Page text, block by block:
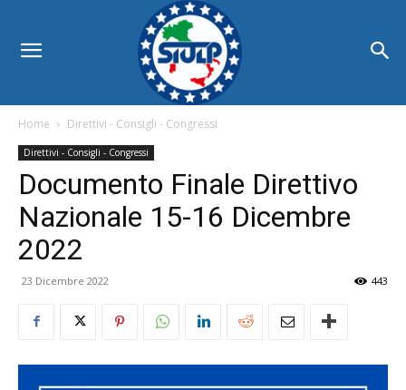
Home Direttivi - Consigli - Congressi
Direttivi - Consigli - Congressi
Documento Finale Direttivo
Nazionale 15-16 Dicembre
2022
23 Dicembre 2022 443